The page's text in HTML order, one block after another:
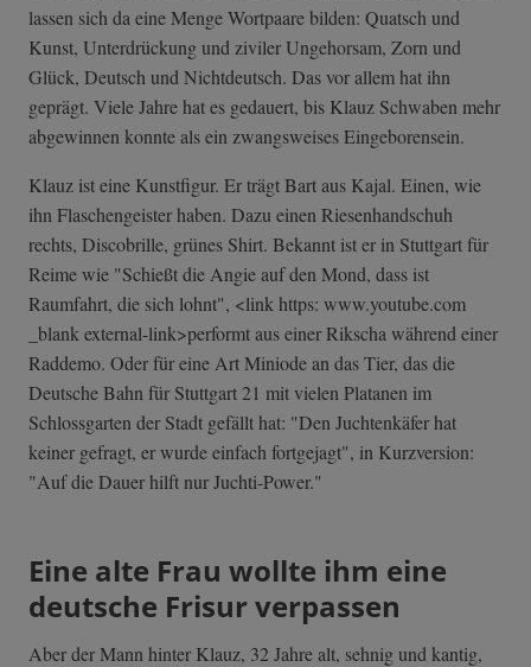
lassen sich da eine Menge Wortpaare bilden: Quatsch und
Kunst, Unterdrückung und ziviler Ungehorsam, Zorn und
Glück, Deutsch und Nichtdeutsch. Das vor allem hat ihn
geprägt. Viele Jahre hat es gedauert, bis Klauz Schwaben mehr
abgewinnen konnte als ein zwangsweises Eingeborensein.
Klauz ist eine Kunstfigur. Er trägt Bart aus Kajal. Einen, wie
ihn Flaschengeister haben. Dazu einen Riesenhandschuh
rechts, Discobrille, grünes Shirt. Bekannt ist er in Stuttgart für
Reime wie "Schießt die Angie auf den Mond, dass ist
Raumfahrt, die sich lohnt", <link https: www.youtube.com
_blank external-link>performt aus einer Rikscha während einer
Raddemo. Oder für eine Art Miniode an das Tier, das die
Deutsche Bahn für Stuttgart 21 mit vielen Platanen im
Schlossgarten der Stadt gefällt hat: "Den Juchtenkäfer hat
keiner gefragt, er wurde einfach fortgejagt", in Kurzversion:
"Auf die Dauer hilft nur Juchti-Power."
Eine alte Frau wollte ihm eine
deutsche Frisur verpassen
Aber der Mann hinter Klauz, 32 Jahre alt, sehnig und kantig,